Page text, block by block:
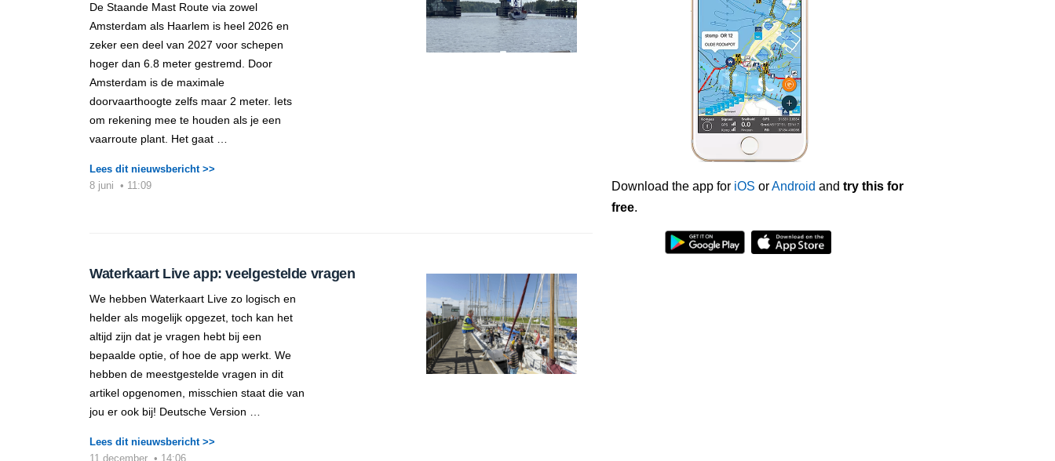
De Staande Mast Route via zowel
Amsterdam als Haarlem is heel 2026 en
zeker een deel van 2027 voor schepen
hoger dan 6.8 meter gestremd. Door
Amsterdam is de maximale
doorvaarthoogte zelfs maar 2 meter. Iets
om rekening mee te houden als je een
vaarroute plant. Het gaat …
Lees dit nieuwsbericht >>
8 juni • 11:09
Waterkaart Live app: veelgestelde vragen
We hebben Waterkaart Live zo logisch en
helder als mogelijk opgezet, toch kan het
altijd zijn dat je vragen hebt bij een
bepaalde optie, of hoe de app werkt. We
hebben de meestgestelde vragen in dit
artikel opgenomen, misschien staat die van
jou er ook bij! Deutsche Version …
Lees dit nieuwsbericht >>
11 december • 14:06
Download the app for iOS orAndroid and try this for
free.